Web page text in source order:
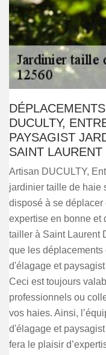
DUCULTY,
PAYSAGIST
SAINT
Artisan DUCULTY,
jardinier taille de haie
disposé à se déplacer
expertise en bonne et
tailler à Saint Laurent
que les déplacements
d'élagage et
Ceci est toujours
professionnels ou
vos haies. Ainsi,
d'élagage et
fera le plaisir